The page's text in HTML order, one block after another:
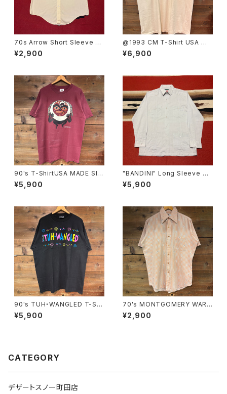
70s Arrow Short Sleeve Sh
irt size 17
¥2,900
@1993 CM T-Shirt USA MA
DE SIZE:3XL
¥6,900
90's T-ShirtUSA MADE SIZ
E:L
¥5,900
"BANDINI" Long Sleeve Gu
ayabera Shirt size M
¥5,900
90's TUH・WANGLED T-Shi
rt USA MADE SIZE:XL
¥5,900
70's MONTGOMERY WARD
S/S Shirt SIZE15.1/2
¥2,900
CATEGORY
デザートスノー町田店